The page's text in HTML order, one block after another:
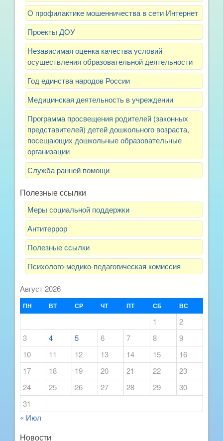
О профилактике мошенничества в сети Интернет
Проекты ДОУ
Независимая оценка качества условий
осуществления образовательной деятельности
Год единства народов России
Медицинская деятельность в учреждении
Программа просвещения родителей (законных
представителей) детей дошкольного возраста,
посещающих дошкольные образовательные
организации
Служба ранней помощи
Полезные ссылки
Меры социальной поддержки
Антитеррор
Полезные ссылки
Психолого-медико-педагогическая комиссия
Август 2026
ПН ВТ СР ЧТ ПТ СБ ВС
1
2
3
4 5 6 7 8
9
10
11 12 13 14 15
16
17
18 19 20 21 22
23
24
25 26 27 28 29
30
31
« Июл
Новости